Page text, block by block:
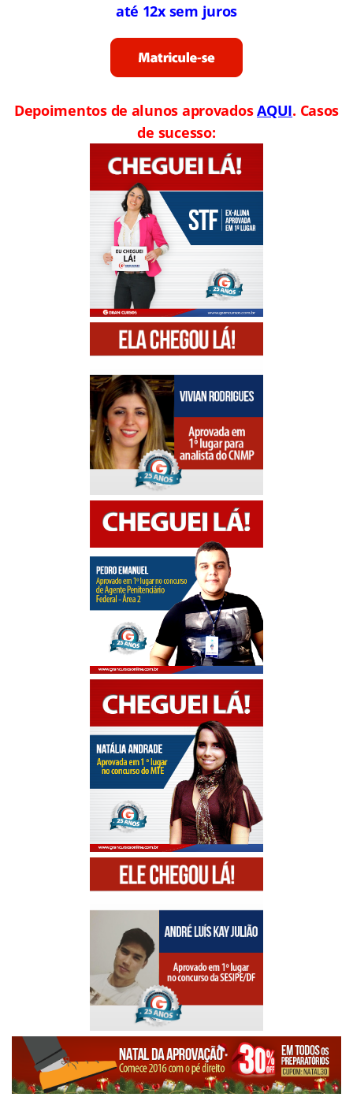
até 12x sem juros
Depoimentos de alunos aprovadosAQUI. Casos
de sucesso: